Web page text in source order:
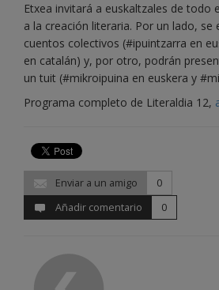
Etxea invitará a euskaltzales de todo
a la creación literaria. Por un lado, se
cuentos colectivos (#ipuintzarra en
en catalán) y, por otro, podrán
un tuit (#mikroipuina en euskera y
Programa completo de Literaldia 12,
Enviar a un amigo
0
Añadir comentario
0